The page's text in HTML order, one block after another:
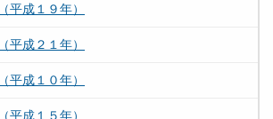
平成１９年）
平成２１年）
平成１０年）
平成１５年）